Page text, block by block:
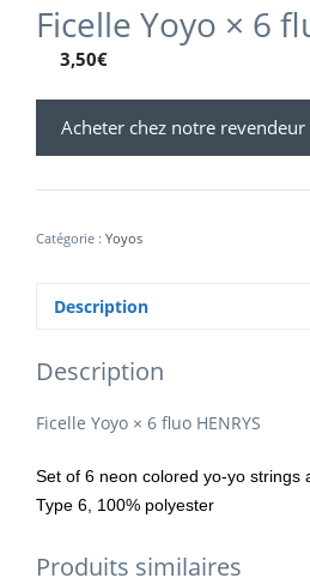
Ficelle Yoyo × 6
3,50€
Acheter chez notre revendeur
Catégorie : Yoyos
Description
Description
Ficelle Yoyo × 6 fluo HENRYS
Set of 6 neon colored yo-yo strings
Type 6, 100% polyester
Produits similaires